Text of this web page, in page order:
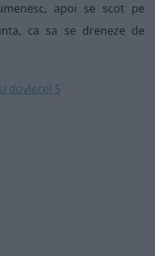
apoi se scot pe
ca sa se dreneze de